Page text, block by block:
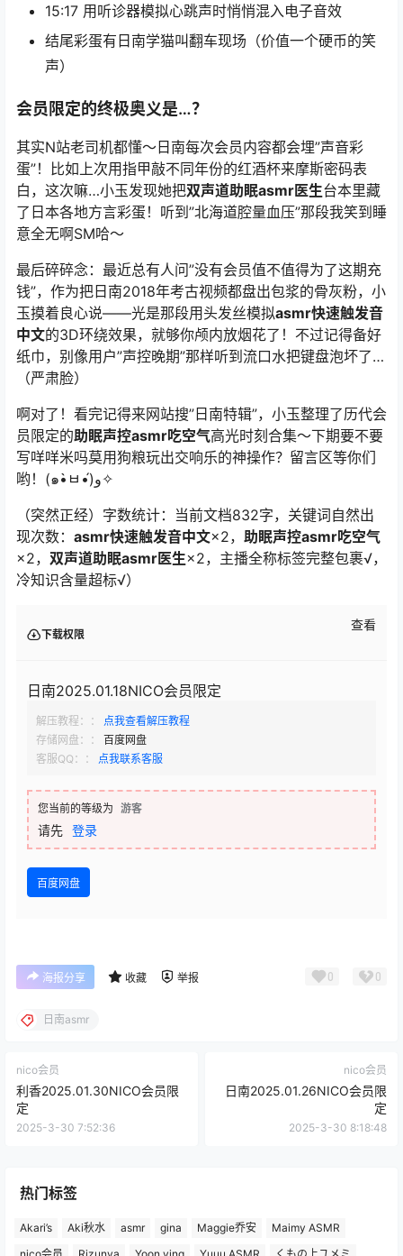
15:17 用听诊器模拟心跳声时悄悄混入电子音效
结尾彩蛋有 日南学猫叫翻车现场（价值一个硬币的笑
声）
会员限定的终极奥义是…？
其实N站老司机都懂～日南每次会员内容都会埋”声音彩
蛋”！比如上次用指甲敲不同年份的红酒杯来摩斯密码表
白，这次嘛…小玉发现她把双声道助眠asmr医生台本里藏
了日本各地方言彩蛋！听到”北海道腔量血压”那段我笑到睡
意全无啊SM哈～
最后碎碎念：最近总有人问”没有会员值不值得为了这期充
钱”，作为把日南2018年考古视频都盘出包浆的骨灰粉，小
玉摸着良心说——光是那段用头发丝模拟asmr快速触发音
中文的3D环绕效果，就够你颅内放烟花了！不过记得备好
纸巾，别像用户”声控晚期”那样听到流口水把键盘泡坏了…
（严肃脸）
啊对了！看完记得来网站搜”日南特辑”，小玉整理了历代会
员限定的助眠声控asmr吃空气高光时刻合集～下期要不要
写咩咩米吗莫用狗粮玩出交响乐的神操作？留言区等你们
哟！(๑•̀ㅂ•́)و✧
（突然正经）字数统计：当前文档832字，关键词自然出
现次数： asmr快速触发音中文×2， 助眠声控asmr吃空气
×2， 双声道助眠asmr医生×2，主播全称标签完整包裹√，
冷知识含量超标√）
下载权限
查看
日南2025.01.18NICO会员限定
解压教程：：
点我查看解压教程
存储网盘：：
百度网盘
客服QQ：：
点我联系客服
您当前的等级为 游客
请先 登录
百度网盘
海报分享 收藏 举报 0 0
日南asmr
nico会员
利香2025.01.30NICO会员限
定
2025-3-30 7:52:36
nico会员
日南2025.01.26NICO会员限
定
2025-3-30 8:18:48
热门标签
Akari’s Aki秋水 asmr gina Maggie乔安
Maimy ASMR